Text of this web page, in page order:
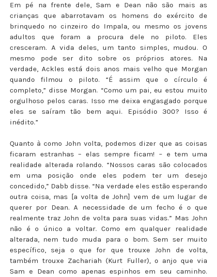
Em pé na frente dele, Sam e Dean não são mais as
crianças que abarrotavam os homens do exército de
brinquedo no cinzeiro do Impala, ou mesmo os jovens
adultos que foram a procura dele no piloto. Eles
cresceram. A vida deles, um tanto simples, mudou. O
mesmo pode ser dito sobre os próprios atores. Na
verdade, Ackles está dois anos mais velho que Morgan
quando filmou o piloto. “É assim que o círculo é
completo,” disse Morgan. “Como um pai, eu estou muito
orgulhoso pelos caras. Isso me deixa engasgado porque
eles se saíram tão bem aqui. Episódio 300? Isso é
inédito.”
Quanto à como John volta, podemos dizer que as coisas
ficaram estranhas – elas sempre ficam! – e tem uma
realidade alterada rolando. “Nossos caras são colocados
em uma posição onde eles podem ter um desejo
concedido,” Dabb disse. “Na verdade eles estão esperando
outra coisa, mas [a volta de John] vem de um lugar de
querer por Dean. A necessidade de um fecho é o que
realmente traz John de volta para suas vidas.” Mas John
não é o único a voltar. Como em qualquer realidade
alterada, nem tudo muda para o bom. Sem ser muito
específico, seja o que for que trouxe John de volta,
também trouxe Zachariah (Kurt Fuller), o anjo que via
Sam e Dean como apenas espinhos em seu caminho.